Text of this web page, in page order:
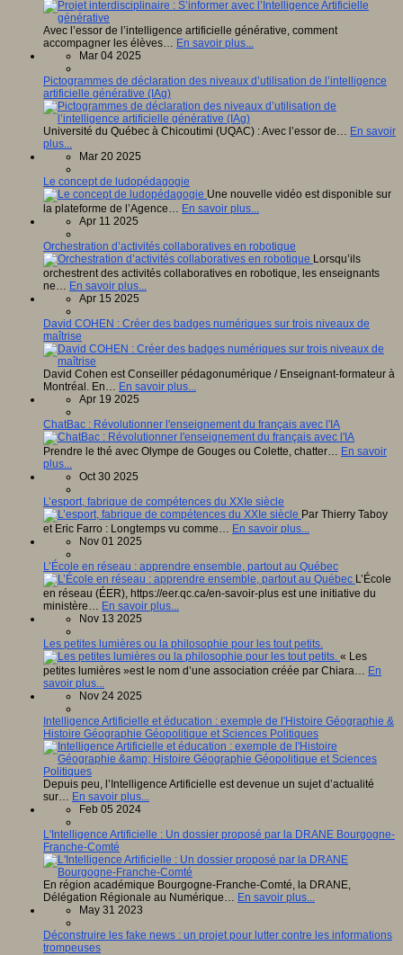
Avec l’essor de l’intelligence artificielle générative, comment
accompagner les élèves… En savoir plus...
Mar 04 2025
Pictogrammes de déclaration des niveaux d’utilisation de l’intelligence
artificielle générative (IAg)
Université du Québec à Chicoutimi (UQAC) : Avec l’essor de… En savoir
plus...
Mar 20 2025
Le concept de ludopédagogie
Une nouvelle vidéo est disponible sur
la plateforme de l’Agence… En savoir plus...
Apr 11 2025
Orchestration d’activités collaboratives en robotique
Lorsqu’ils
orchestrent des activités collaboratives en robotique, les enseignants
ne… En savoir plus...
Apr 15 2025
David COHEN : Créer des badges numériques sur trois niveaux de
maîtrise
David Cohen est Conseiller pédagonumérique / Enseignant-formateur à
Montréal. En… En savoir plus...
Apr 19 2025
ChatBac : Révolutionner l'enseignement du français avec l'IA
Prendre le thé avec Olympe de Gouges ou Colette, chatter… En savoir
plus...
Oct 30 2025
L’esport, fabrique de compétences du XXIe siècle
Par Thierry Taboy
et Eric Farro : Longtemps vu comme… En savoir plus...
Nov 01 2025
L’École en réseau : apprendre ensemble, partout au Québec
L’École
en réseau (ÉER), https://eer.qc.ca/en-savoir-plus est une initiative du
ministère… En savoir plus...
Nov 13 2025
Les petites lumières ou la philosophie pour les tout petits.
« Les
petites lumières »est le nom d’une association créée par Chiara… En
savoir plus...
Nov 24 2025
Intelligence Artificielle et éducation : exemple de l'Histoire Géographie &
Histoire Géographie Géopolitique et Sciences Politiques
Depuis peu, l’Intelligence Artificielle est devenue un sujet d’actualité
sur… En savoir plus...
Feb 05 2024
L'Intelligence Artificielle : Un dossier proposé par la DRANE Bourgogne-
Franche-Comté
En région académique Bourgogne-Franche-Comté, la DRANE,
Délégation Régionale au Numérique… En savoir plus...
May 31 2023
Déconstruire les fake news : un projet pour lutter contre les informations
trompeuses